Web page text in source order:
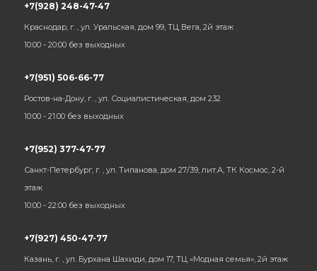
+7(928) 248-47-47
Краснодар, г. , ул. Уральская, дом 99, ТЦ Вега, 2й этаж
10:00 - 20:00 без выходных
+7(951) 506-66-77
Ростов-на-Дону, г. , ул. Социалистическая, дом 232
10:00 - 21:00 без выходных
+7(952) 377-47-77
Санкт-Петербург, г. , ул. Типанова, дом 27/39, лит.А, ТК Космос, 2-й
этаж
10:00 - 22:00 без выходных
+7(927) 450-47-77
Казань, г. , ул. Бурхана Шахиди, дом 17, ТЦ «Модная семья», 2й этаж